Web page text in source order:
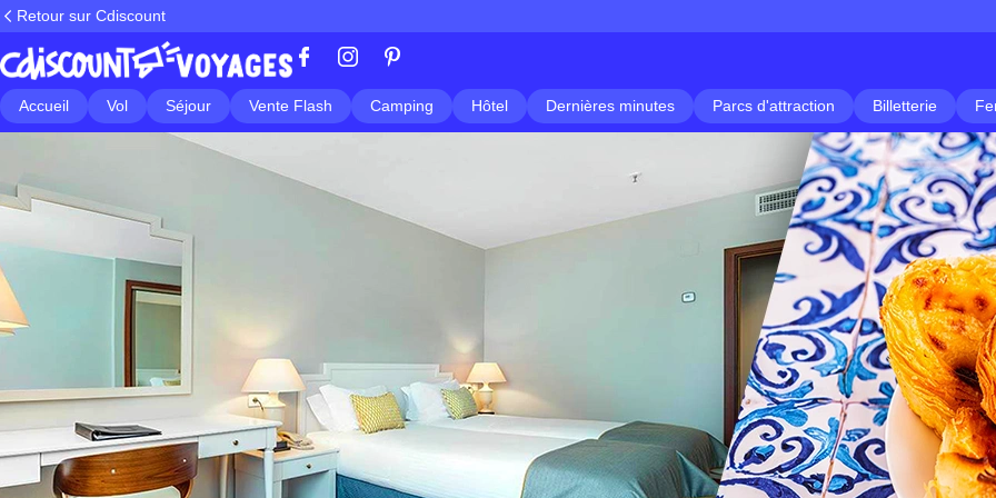
Retour sur Cdiscount
Accueil Vol Séjour Vente Flash Camping Hôtel Dernières minutes Parcs d'attraction Billetterie